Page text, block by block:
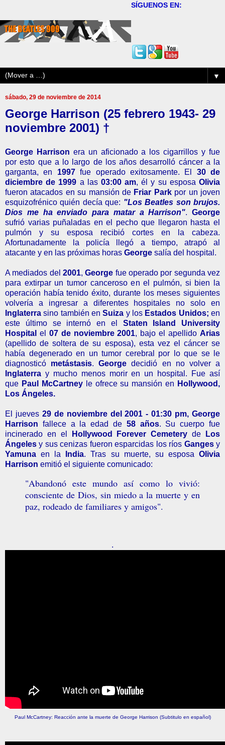
SÍGUENOS EN:
▼
sábado, 29 de noviembre de 2014
George Harrison (25 febrero 1943- 29
noviembre 2001) †
George Harrison era un aficionado a los cigarrillos y fue
por esto que a lo largo de los años desarrolló cáncer a la
garganta, en 1997fue operado exitosamente. El 30 de
diciembre de 1999 a las 03:00 am, él y su esposaOlivia
fueron atacados en su mansión de Friar Park por un joven
esquizofrénico quién decía que: "Los Beatles son brujos.
Dios me ha enviado para matar a Harrison". George
sufrió varias puñaladas en el pecho que llegaron hasta el
pulmón y su esposa recibió cortes en la cabeza.
Afortunadamente la policía llegó a tiempo, atrapó al
atacante y en las próximas horas George salía del hospital.
A mediados del 2001,George fue operado por segunda vez
para extirpar un tumor canceroso en el pulmón, si bien la
operación había tenido éxito, durante los meses siguientes
volvería a ingresar a diferentes hospitales no solo en
Inglaterrasino también enSuiza y los Estados Unidos; en
este último se internó en el Staten Island University
Hospital el 07 de noviembre 2001, bajo el apellidoArias
(apellido de soltera de su esposa), esta vez el cáncer se
había degenerado en un tumor cerebral por lo que se le
diagnosticó metástasis.George decidió en no volver a
Inglaterra y mucho menos morir en un hospital. Fue así
que Paul McCartneyle ofrece su mansiónen Hollywood,
Los Ángeles.
El jueves 29 de noviembre del 2001 - 01:30 pm, George
Harrison fallece a la edad de 58 años. Su cuerpo fue
incinerado en el
Hollywood Forever Cemeteryde
Los
Ángeles y sus cenizas fueron esparcidas los ríos Ganges y
Yamuna en la India. Tras su muerte, su esposaOlivia
Harrison emitió el siguiente comunicado:
"Abandonó este mundo así como lo vivió:
consciente de Dios, sin miedo a la muerte y en
paz, rodeado de familiares y amigos".
.
Paul McCartney: Reacción ante la muerte de George Harrison (Subtitulo en español)